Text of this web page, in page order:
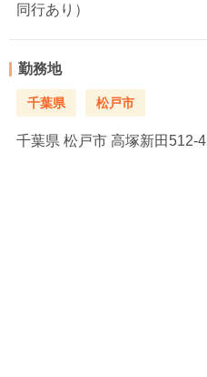
同行あり）
勤務地
千葉県 松戸市
千葉県 松戸市 高塚新田512-4